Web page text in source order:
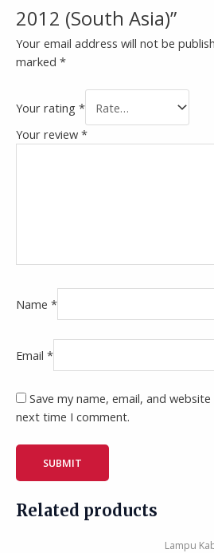
2012 (South Asia)”
Your email address will not be
marked *
Your rating *
Your review *
Name *
Email *
Save my name, email, and
next time I comment.
Related products
Lampu